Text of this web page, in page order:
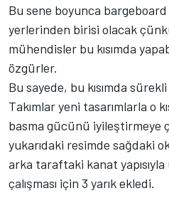
Bu sene boyunca bargeboard
yerlerinden birisi olacak
mühendisler bu kısımda
özgürler.
Bu sayede, bu kısımda
Takımlar yeni tasarımlarla o
basma gücünü iyileştirmeye
yukarıdaki resimde sağdaki
arka taraftaki kanat
çalışması için 3 yarık ekledi.